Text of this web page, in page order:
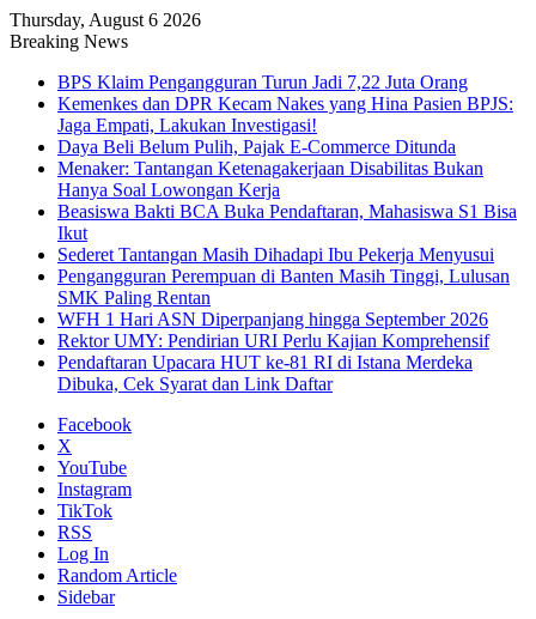
Thursday, August 6 2026
Breaking News
BPS Klaim Pengangguran Turun Jadi 7,22 Juta Orang
Kemenkes dan DPR Kecam Nakes yang Hina Pasien BPJS:
Jaga Empati, Lakukan Investigasi!
Daya Beli Belum Pulih, Pajak E-Commerce Ditunda
Menaker: Tantangan Ketenagakerjaan Disabilitas Bukan
Hanya Soal Lowongan Kerja
Beasiswa Bakti BCA Buka Pendaftaran, Mahasiswa S1 Bisa
Ikut
Sederet Tantangan Masih Dihadapi Ibu Pekerja Menyusui
Pengangguran Perempuan di Banten Masih Tinggi, Lulusan
SMK Paling Rentan
WFH 1 Hari ASN Diperpanjang hingga September 2026
Rektor UMY: Pendirian URI Perlu Kajian Komprehensif
Pendaftaran Upacara HUT ke-81 RI di Istana Merdeka
Dibuka, Cek Syarat dan Link Daftar
Facebook
X
YouTube
Instagram
TikTok
RSS
Log In
Random Article
Sidebar